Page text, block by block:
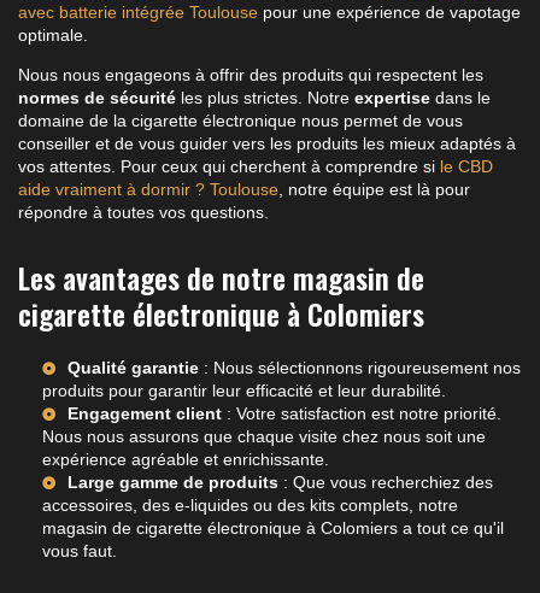
avec batterie intégrée Toulouse pour une expérience de vapotage
optimale.
Nous nous engageons à offrir des produits qui respectent les
normes de sécurité les plus strictes. Notre expertise dans le
domaine de la cigarette électronique nous permet de vous
conseiller et de vous guider vers les produits les mieux adaptés à
vos attentes. Pour ceux qui cherchent à comprendre si le CBD
aide vraiment à dormir ? Toulouse , notre équipe est là pour
répondre à toutes vos questions.
Les avantages de notre magasin de
cigarette électronique à Colomiers
Qualité garantie : Nous sélectionnons rigoureusement nos
produits pour garantir leur efficacité et leur durabilité.
Engagement client : Votre satisfaction est notre priorité.
Nous nous assurons que chaque visite chez nous soit une
expérience agréable et enrichissante.
Large gamme de produits : Que vous recherchiez des
accessoires, des e-liquides ou des kits complets, notre
magasin de cigarette électronique à Colomiers a tout ce qu'il
vous faut.